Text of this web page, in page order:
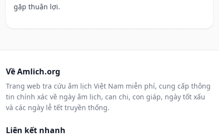
gặp thuận lợi.
Về Amlich.org
Trang web tra cứu âm lịch Việt Nam miễn phí, cung cấp thông
tin chính xác về ngày âm lịch, can chi, con giáp, ngày tốt xấu
và các ngày lễ tết truyền thống.
Liên kết nhanh